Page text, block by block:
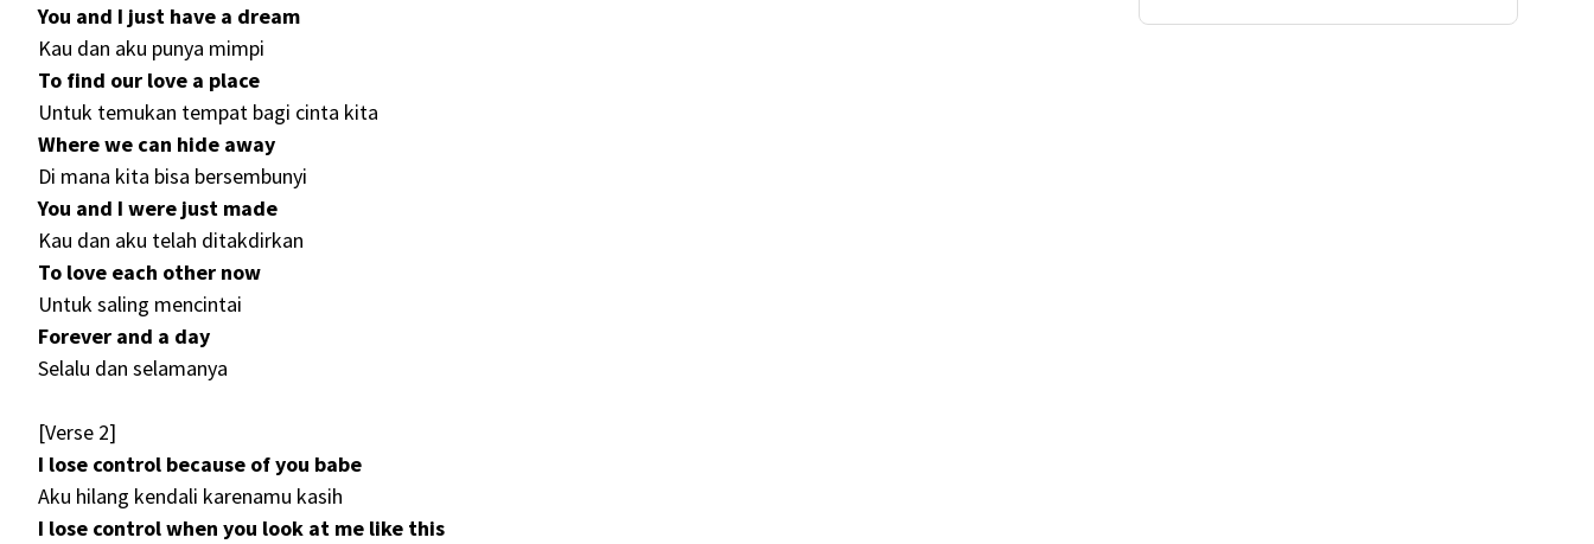
You and I just have a dream
Kau dan aku punya mimpi
To find our love a place
Untuk temukan tempat bagi cinta kita
Where we can hide away
Di mana kita bisa bersembunyi
You and I were just made
Kau dan aku telah ditakdirkan
To love each other now
Untuk saling mencintai
Forever and a day
Selalu dan selamanya
[Verse 2]
I lose control because of you babe
Aku hilang kendali karenamu kasih
I lose control when you look at me like this